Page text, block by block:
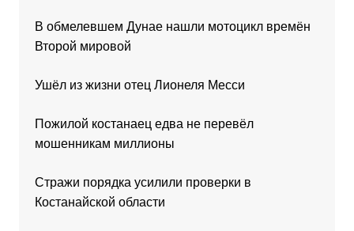
В обмелевшем Дунае нашли мотоцикл времён
Второй мировой
Ушёл из жизни отец Лионеля Месси
Пожилой костанаец едва не перевёл
мошенникам миллионы
Стражи порядка усилили проверки в
Костанайской области